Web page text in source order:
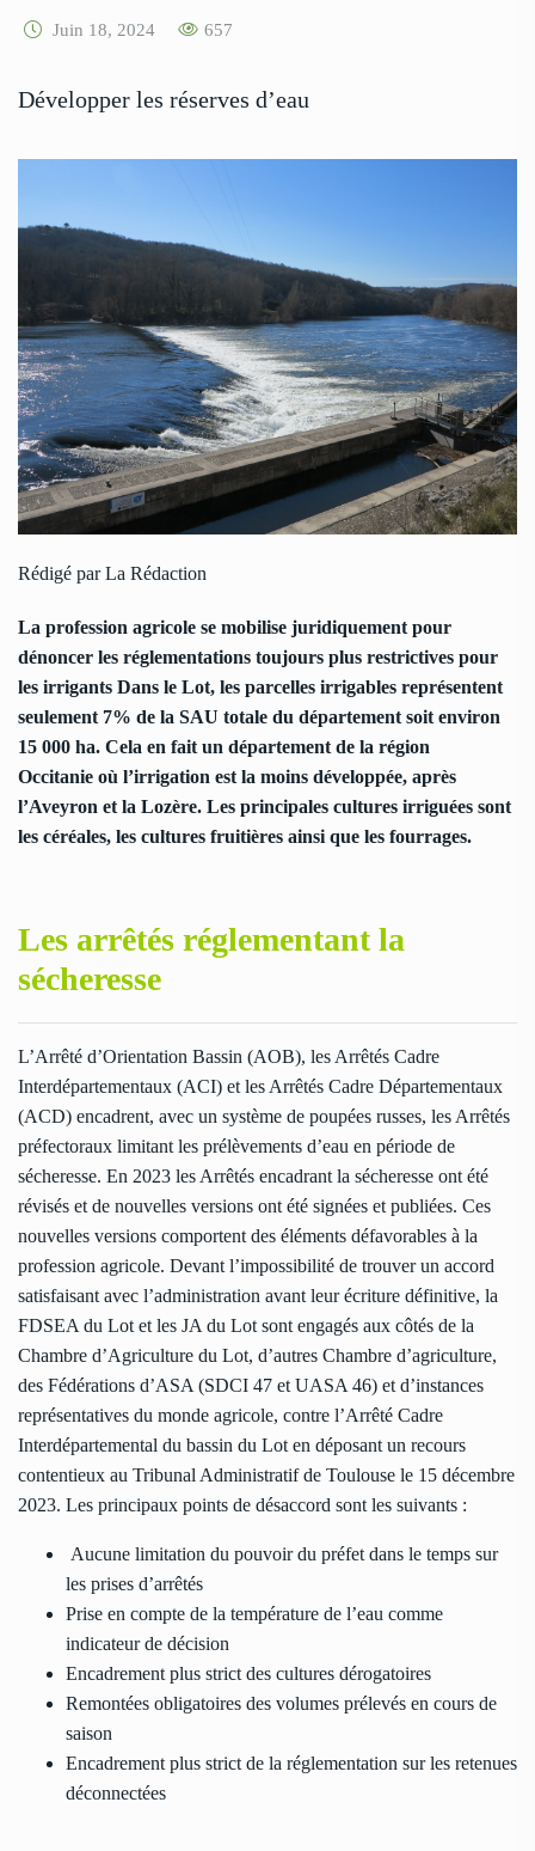
Juin 18, 2024 657
Développer les réserves d’eau
Rédigé par La Rédaction
La profession agricole se mobilise juridiquement pour
dénoncer les réglementations toujours plus restrictives pour
les irrigants Dans le Lot, les parcelles irrigables représentent
seulement 7% de la SAU totale du département soit environ
15 000 ha. Cela en fait un département de la région
Occitanie où l’irrigation est la moins développée, après
l’Aveyron et la Lozère. Les principales cultures irriguées sont
les céréales, les cultures fruitières ainsi que les fourrages.
Les arrêtés réglementant la
sécheresse
L’Arrêté d’Orientation Bassin (AOB), les Arrêtés Cadre
Interdépartementaux (ACI) et les Arrêtés Cadre Départementaux
(ACD) encadrent, avec un système de poupées russes, les Arrêtés
préfectoraux limitant les prélèvements d’eau en période de
sécheresse. En 2023 les Arrêtés encadrant la sécheresse ont été
révisés et de nouvelles versions ont été signées et publiées. Ces
nouvelles versions comportent des éléments défavorables à la
profession agricole. Devant l’impossibilité de trouver un accord
satisfaisant avec l’administration avant leur écriture définitive, la
FDSEA du Lot et les JA du Lot sont engagés aux côtés de la
Chambre d’Agriculture du Lot, d’autres Chambre d’agriculture,
des Fédérations d’ASA (SDCI 47 et UASA 46) et d’instances
représentatives du monde agricole, contre l’Arrêté Cadre
Interdépartemental du bassin du Lot en déposant un recours
contentieux au Tribunal Administratif de Toulouse le 15 décembre
2023. Les principaux points de désaccord sont les suivants :
Aucune limitation du pouvoir du préfet dans le temps sur
les prises d’arrêtés
Prise en compte de la température de l’eau comme
indicateur de décision
Encadrement plus strict des cultures dérogatoires
Remontées obligatoires des volumes prélevés en cours de
saison
Encadrement plus strict de la réglementation sur les retenues
déconnectées